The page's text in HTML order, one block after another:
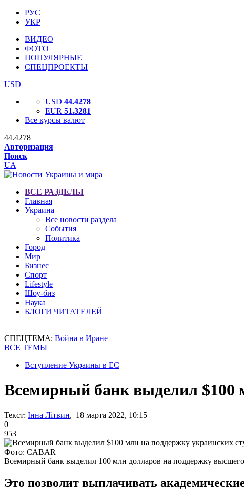
РУС
УКР
ВИДЕО
ФОТО
ПОПУЛЯРНЫЕ
СПЕЦПРОЕКТЫ
USD
USD 44.4278
EUR 51.3281
Все курсы валют
44.4278
Авторизация
Поиск
UA
ВСЕ РАЗДЕЛЫ
Главная
Украина
Все новости раздела
События
Политика
Город
Мир
Бизнес
Спорт
Lifestyle
Шоу-биз
Наука
БЛОГИ ЧИТАТЕЛЕЙ
СПЕЦТЕМА: Война в Иране
ВСЕ ТЕМЫ
Вступление Украины в ЕС
Всемирный банк выделил $100
Текст: Інна Літвин, 18 марта 2022, 10:15
0
953
Фото: CABAR
Всемирный банк выделил 100 млн долларов на поддержку
Это позволит выплачивать